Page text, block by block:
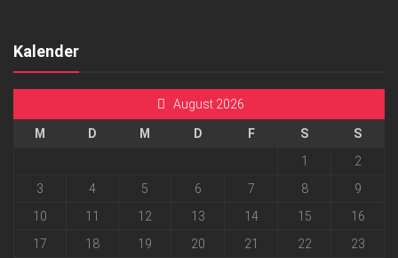
Kalender
August 2026
M D M D F S
S
1
2
3
4 5 6 7 8
9
10
11 12 13 14 15
16
17
18 19 20 21 22
23